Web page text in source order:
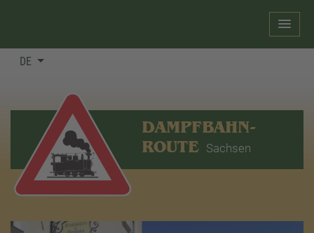
DE
DAMPFBAHN-
ROUTE Sachsen